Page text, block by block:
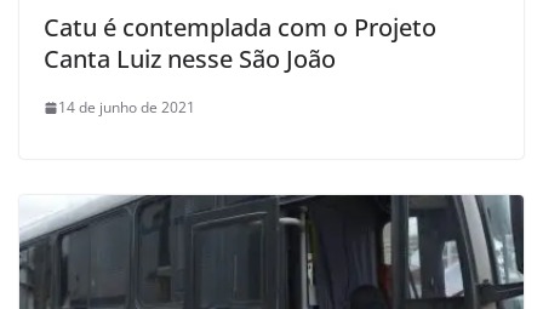
Catu é contemplada com o Projeto
Canta Luiz nesse São João
14 de junho de 2021